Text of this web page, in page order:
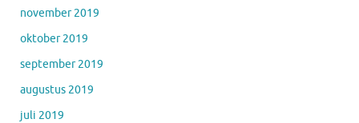
november 2019
oktober 2019
september 2019
augustus 2019
juli 2019